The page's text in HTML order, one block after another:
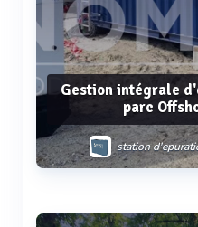
Gestion intégrale
parc
station